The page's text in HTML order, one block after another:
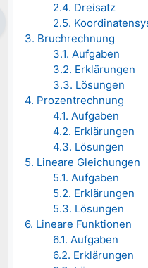
2.4. Dreisatz
2.5.
3. Bruchrechnung
3.1. Aufgaben
3.2. Erklärungen
3.3. Lösungen
4. Prozentrechnung
4.1. Aufgaben
4.2. Erklärungen
4.3. Lösungen
5. Lineare Gleichungen
5.1. Aufgaben
5.2. Erklärungen
5.3. Lösungen
6. Lineare Funktionen
6.1. Aufgaben
6.2. Erklärungen